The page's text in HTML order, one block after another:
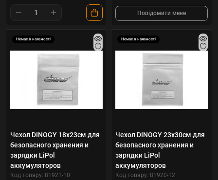
Повідомити мене
Немає в наявності
Чехол DINOGY 18x23см для
безопасного хранения и
зарядки LiPol
аккумуляторов
Код товару: 81921-10
Немає в наявності
Чехол DINOGY 23x30см для
безопасного хранения и
зарядки LiPol
аккумуляторов
Код товару: 81920-12